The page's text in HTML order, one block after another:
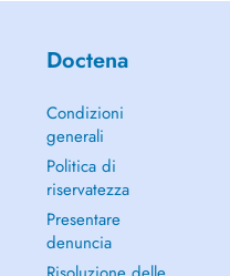
Doctena
Condizioni
generali
Politica di
riservatezza
Presentare
denuncia